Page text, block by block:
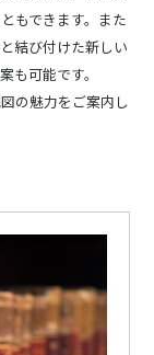
もできます。また
結び付けた新しい
も可能です。
の魅力をご案内し